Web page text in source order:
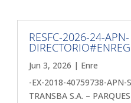
RESFC-2026-24-APN-
Jun 3, 2026 | Enre
-EX-2018-40759738-APN-
TRANSBA S.A. –